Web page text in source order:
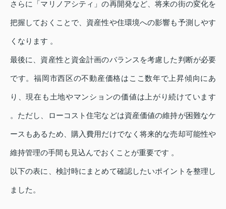
さらに「マリノアシティ」の再開発など、将来の街の変化を
把握しておくことで、資産性や住環境への影響も予測しやす
くなります 。
最後に、資産性と資金計画のバランスを考慮した判断が必要
です。福岡市西区の不動産価格はここ数年で上昇傾向にあ
り、現在も土地やマンションの価値は上がり続けています
。ただし、ローコスト住宅などは資産価値の維持が困難なケ
ースもあるため、購入費用だけでなく将来的な売却可能性や
維持管理の手間も見込んでおくことが重要です 。
以下の表に、検討時にまとめて確認したいポイントを整理し
ました。